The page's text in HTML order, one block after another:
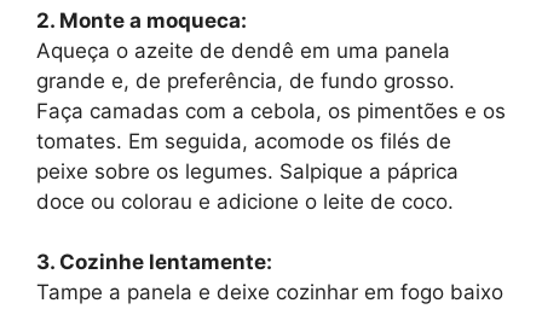
2. Monte a moqueca:
Aqueça o azeite de dendê em uma panela
grande e, de preferência, de fundo grosso.
Faça camadas com a cebola, os pimentões e os
tomates. Em seguida, acomode os filés de
peixe sobre os legumes. Salpique a páprica
doce ou colorau e adicione o leite de coco.
3. Cozinhe lentamente:
Tampe a panela e deixe cozinhar em fogo baixo